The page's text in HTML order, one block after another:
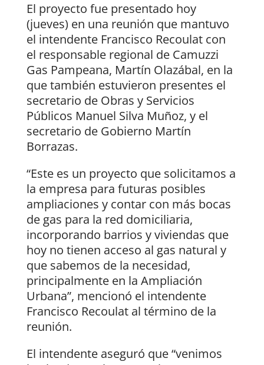
El proyecto fue presentado hoy
(jueves) en una reunión que mantuvo
el intendente Francisco Recoulat con
el responsable regional de Camuzzi
Gas Pampeana, Martín Olazábal, en la
que también estuvieron presentes el
secretario de Obras y Servicios
Públicos Manuel Silva Muñoz, y el
secretario de Gobierno Martín
Borrazas.
“Este es un proyecto que solicitamos a
la empresa para futuras posibles
ampliaciones y contar con más bocas
de gas para la red domiciliaria,
incorporando barrios y viviendas que
hoy no tienen acceso al gas natural y
que sabemos de la necesidad,
principalmente en la Ampliación
Urbana”, mencionó el intendente
Francisco Recoulat al término de la
reunión.
El intendente aseguró que “venimos